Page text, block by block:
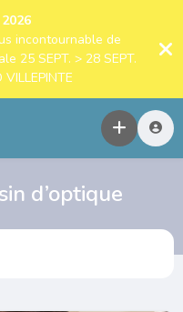
incontournable de
25 SEPT. > 28 SEPT.
d’optique